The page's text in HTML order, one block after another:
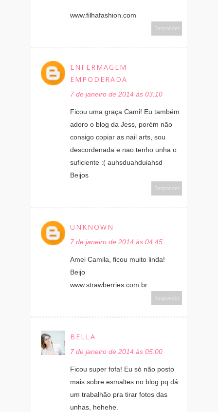
www.filhafashion.com
Responder
ENFERMAGEM
EMPODERADA
7 de janeiro de 2014 às 03:10
Ficou uma graça Cami! Eu também
adoro o blog da Jess, porém não
consigo copiar as nail arts, sou
descordenada e nao tenho unha o
suficiente :( auhsduahduiahsd
Beijos
Responder
UNKNOWN
7 de janeiro de 2014 às 04:45
Amei Camila, ficou muito linda!
Beijo
www.strawberries.com.br
Responder
BELLA
7 de janeiro de 2014 às 05:00
Ficou super fofa! Eu só não posto
mais sobre esmaltes no blog pq dá
um trabalhão pra tirar fotos das
unhas, hehehe.